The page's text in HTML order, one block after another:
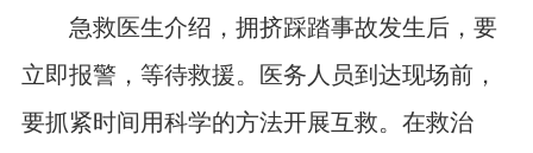
急救医生介绍，拥挤踩踏事故发生后，要
立即报警，等待救援。医务人员到达现场前，
要抓紧时间用科学的方法开展互救。在救治